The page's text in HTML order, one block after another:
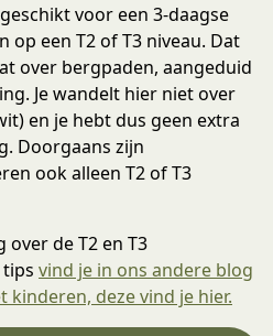
voor een 3-daagse
een T2 of T3 niveau. Dat
over bergpaden, aangeduid
Je wandelt hier niet over
en je hebt dus geen extra
Doorgaans zijn
ook alleen T2 of T3
de T2 en T3
vind je in ons andere blog
deze vind je hier.